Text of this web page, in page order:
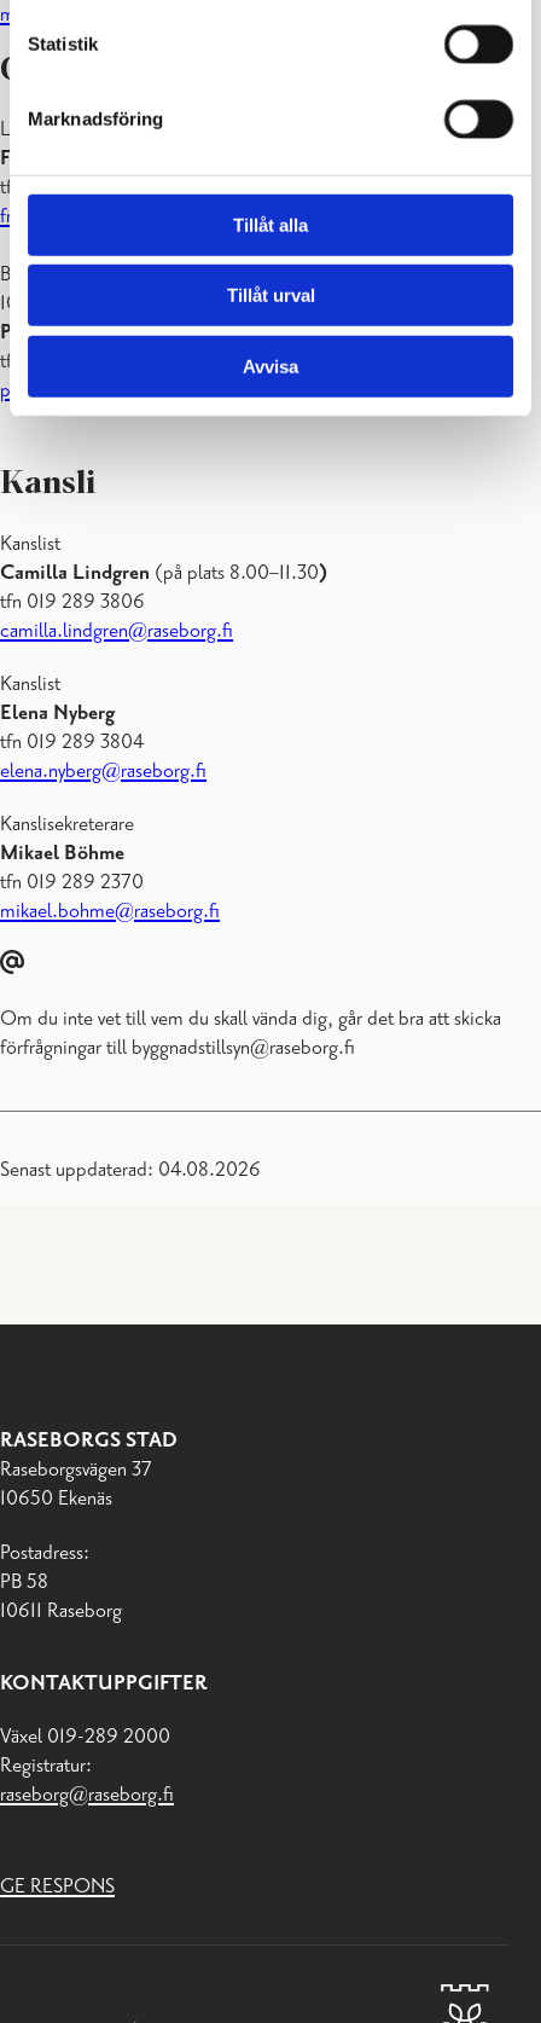
Statistik
Marknadsföring
Tillåt alla
Tillåt urval
Avvisa
markus.ostman@raseborg.fi
Område 3
Ledande byggnadsinspektör (tel.tid tis–fre kl. 9.30-10.00):
Fredrik Wasström
tfn 019 289 3805
fredrik.wasstrom@raseborg.fi
Byggnadsinspektör, tillståndsberedare (tel.tid tis–fre kl. 9.30-
10.00):
Peter Haglund
tfn 019 289 3802
peter.haglund@raseborg.fi
Kansli
Kanslist
Camilla Lindgren (på plats 8.00–11.30)
tfn 019 289 3806
camilla.lindgren@raseborg.fi
Kanslist
Elena Nyberg
tfn 019 289 3804
elena.nyberg@raseborg.fi
Kanslisekreterare
Mikael Böhme
tfn 019 289 2370
mikael.bohme@raseborg.fi
Om du inte vet till vem du skall vända dig, går det bra att skicka
förfrågningar till byggnadstillsyn@raseborg.fi
Senast uppdaterad: 04.08.2026
RASEBORGS STAD
Raseborgsvägen 37
10650 Ekenäs
Postadress:
PB 58
10611 Raseborg
KONTAKTUPPGIFTER
Växel 019-289 2000
Registratur:
raseborg@raseborg.fi
GE RESPONS